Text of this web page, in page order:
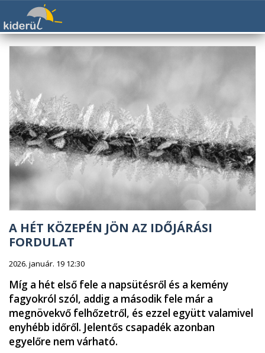
A HÉT KÖZEPÉN JÖN AZ IDŐJÁRÁSI
FORDULAT
2026. január. 19 12:30
Míg a hét első fele a napsütésről és a kemény
fagyokról szól, addig a második fele már a
megnövekvő felhőzetről, és ezzel együtt valamivel
enyhébb időről. Jelentős csapadék azonban
egyelőre nem várható.